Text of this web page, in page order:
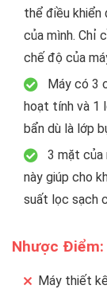
thể điều
của mình. Chỉ
chế độ của
Máy có 3
hoạt tính và 1
bẩn dù là lớp
3 mặt
này giúp cho
suất lọc sạch
Nhược Điểm:
Máy thiết